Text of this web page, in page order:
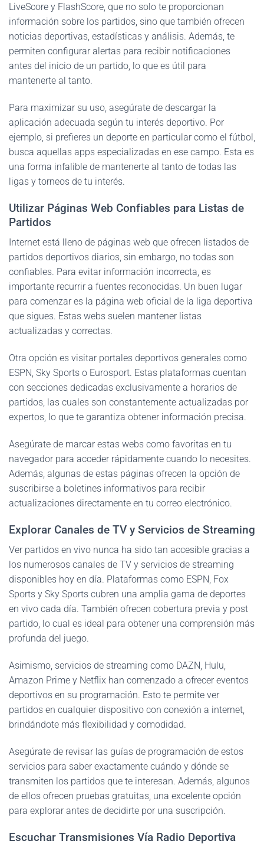
LiveScore y FlashScore, que no solo te proporcionan
información sobre los partidos, sino que también ofrecen
noticias deportivas, estadísticas y análisis. Además, te
permiten configurar alertas para recibir notificaciones
antes del inicio de un partido, lo que es útil para
mantenerte al tanto.
Para maximizar su uso, asegúrate de descargar la
aplicación adecuada según tu interés deportivo. Por
ejemplo, si prefieres un deporte en particular como el fútbol,
busca aquellas apps especializadas en ese campo. Esta es
una forma infalible de mantenerte al tanto de todas las
ligas y torneos de tu interés.
Utilizar Páginas Web Confiables para Listas de
Partidos
Internet está lleno de páginas web que ofrecen listados de
partidos deportivos diarios, sin embargo, no todas son
confiables. Para evitar información incorrecta, es
importante recurrir a fuentes reconocidas. Un buen lugar
para comenzar es la página web oficial de la liga deportiva
que sigues. Estas webs suelen mantener listas
actualizadas y correctas.
Otra opción es visitar portales deportivos generales como
ESPN, Sky Sports o Eurosport. Estas plataformas cuentan
con secciones dedicadas exclusivamente a horarios de
partidos, las cuales son constantemente actualizadas por
expertos, lo que te garantiza obtener información precisa.
Asegúrate de marcar estas webs como favoritas en tu
navegador para acceder rápidamente cuando lo necesites.
Además, algunas de estas páginas ofrecen la opción de
suscribirse a boletines informativos para recibir
actualizaciones directamente en tu correo electrónico.
Explorar Canales de TV y Servicios de Streaming
Ver partidos en vivo nunca ha sido tan accesible gracias a
los numerosos canales de TV y servicios de streaming
disponibles hoy en día. Plataformas como ESPN, Fox
Sports y Sky Sports cubren una amplia gama de deportes
en vivo cada día. También ofrecen cobertura previa y post
partido, lo cual es ideal para obtener una comprensión más
profunda del juego.
Asimismo, servicios de streaming como DAZN, Hulu,
Amazon Prime y Netflix han comenzado a ofrecer eventos
deportivos en su programación. Esto te permite ver
partidos en cualquier dispositivo con conexión a internet,
brindándote más flexibilidad y comodidad.
Asegúrate de revisar las guías de programación de estos
servicios para saber exactamente cuándo y dónde se
transmiten los partidos que te interesan. Además, algunos
de ellos ofrecen pruebas gratuitas, una excelente opción
para explorar antes de decidirte por una suscripción.
Escuchar Transmisiones Vía Radio Deportiva